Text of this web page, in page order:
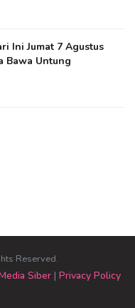
Ini Jumat 7 Agustus
Bawa Untung
Reserved.
Siber| Privacy Policy